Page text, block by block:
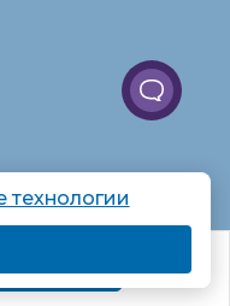
согласен